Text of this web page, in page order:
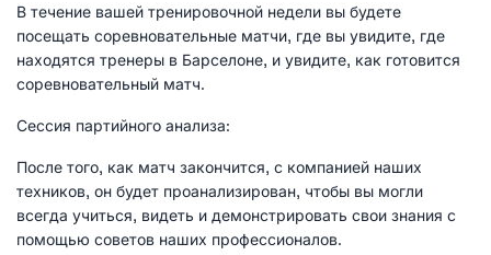
В течение вашей тренировочной недели вы будете
посещать соревновательные матчи, где вы увидите, где
находятся тренеры в Барселоне, и увидите, как готовится
соревновательный матч.
Сессия партийного анализа:
После того, как матч закончится, с компанией наших
техников, он будет проанализирован, чтобы вы могли
всегда учиться, видеть и демонстрировать свои знания с
помощью советов наших профессионалов.